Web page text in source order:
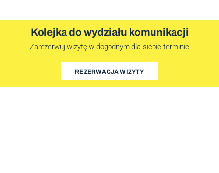
Kolejka do wydziału komunikacji
Zarezerwuj wizytę w dogodnym dla siebie terminie
REZERWACJA WIZYTY